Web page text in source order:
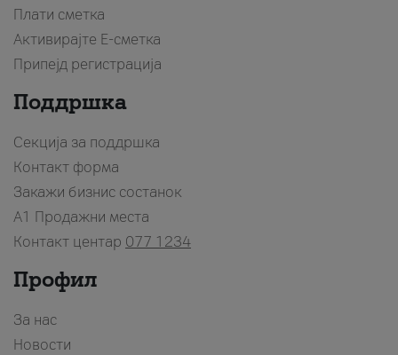
Плати сметка
Активирајте Е-сметка
Припејд регистрација
Поддршка
Секција за поддршка
Контакт форма
Закажи бизнис состанок
A1 Продажни места
Контакт центар 077 1234
Профил
За нас
Новости